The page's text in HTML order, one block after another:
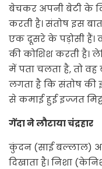
बेचकर अपनी बेटी के
करती है। संतोष इस
एक दूसरे के पड़ोसी
की कोशिश करती है।
में पता चलता है, तो वह
लगता है कि संतोष की
से कमाई हुई इज्जत
गेंदा ने लौटाया चंद्रहार
कुंदन (साई बल्लाल)
दिखाता है। निशा